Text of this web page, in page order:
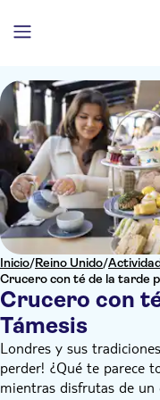
Inicio/Reino Unido/
Crucero con té de la tarde
Crucero con
Támesis
Londres y sus
perder! ¿Qué te parece
mientras disfrutas de un